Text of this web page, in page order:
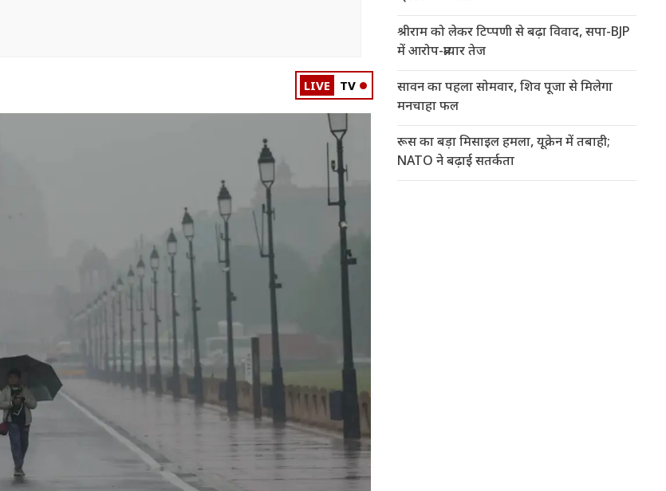
LIVE TV
श्रीराम को लेकर टिप्पणी से बढ़ा विवाद, सपा-BJP
में आरोप-प्रत्यार तेज
सावन का पहला सोमवार, शिव पूजा से मिलेगा
मनचाहा फल
रूस का बड़ा मिसाइल हमला, यूक्रेन में तबाही;
NATO ने बढ़ाई सतर्कता